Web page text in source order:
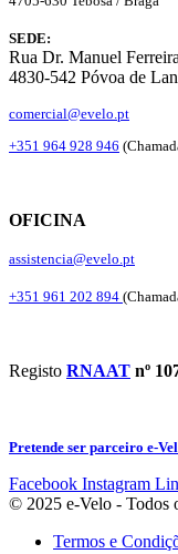
SEDE:
Rua Dr. Manuel
4830-542 Póvoa de
comercial@evelo.pt
+351 964 928 946
OFICINA
assistencia@evelo.pt
+351 961 202 894
Registo RNAAT nº
Pretende ser parceiro e-
Facebook Instagram
© 2025 e-Velo - Todos
Termos e